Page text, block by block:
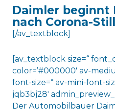
Daimler beginnt
nach Corona-
[/av_textblock]
[av_textblock size=“
color=’#000000′ av-
font-size=“ av-mini-font-
jqb3bj28′
Der Automobilbauer